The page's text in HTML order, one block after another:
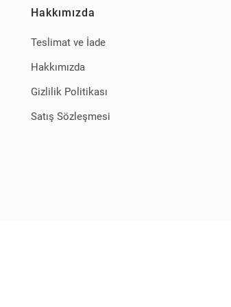
Hakkımızda
Teslimat ve İade
Hakkımızda
Gizlilik Politikası
Satış Sözleşmesi